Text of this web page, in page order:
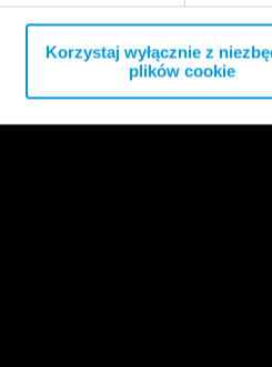
Korzystaj wyłącznie z
plików cookie